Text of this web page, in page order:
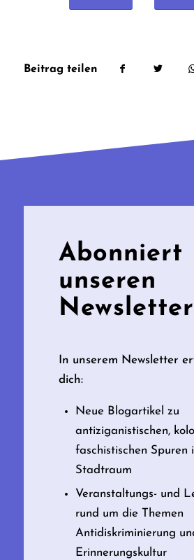
Beitrag teilen
Abonniert
unseren
Newsletter
In unserem Newsletter
dich:
Neue Blogartikel zu
antiziganistischen,
faschistischen Spuren
Stadtraum
Veranstaltungs- und
rund um die Themen
Antidiskriminierung
Erinnerungskultur